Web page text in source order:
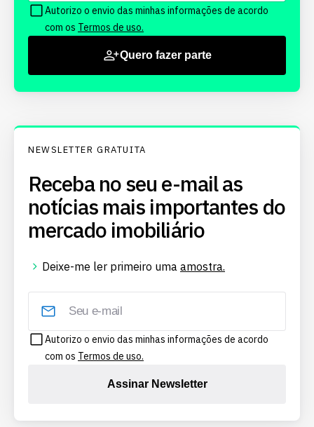
Autorizo o envio das minhas informações de acordo
com os Termos de uso.
Quero fazer parte
NEWSLETTER GRATUITA
Receba no seu e-mail as
notícias mais importantes do
mercado imobiliário
Deixe-me ler primeiro uma amostra.
Autorizo o envio das minhas informações de acordo
com os Termos de uso.
Assinar Newsletter